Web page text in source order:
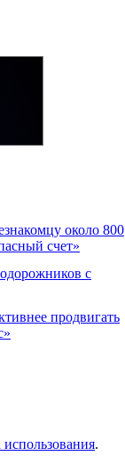
около 800
счет»
с
продвигать
.